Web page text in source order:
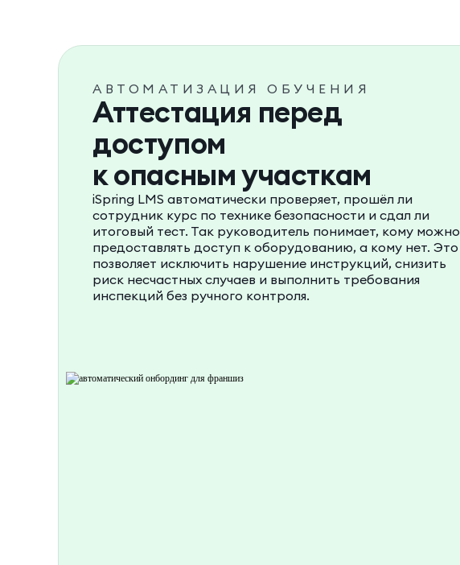
АВТОМАТИЗАЦИЯ ОБУЧЕНИЯ
Аттестация перед
доступом
к опасным участкам
iSpring LMS автоматически проверяет, прошёл ли
сотрудник курс по технике безопасности и сдал ли
итоговый тест. Так руководитель понимает, кому можно
предоставлять доступ к оборудованию, а кому нет. Это
позволяет исключить нарушение инструкций, снизить
риск несчастных случаев и выполнить требования
инспекций без ручного контроля.